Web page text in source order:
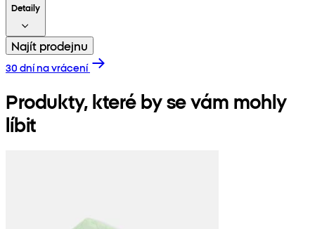
Detaily
Najít prodejnu
30 dní na vrácení
Produkty, které by se vám mohly
líbit